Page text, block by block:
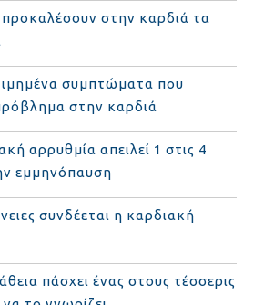
στην καρδιά τα
συμπτώματα που
στην καρδιά
αρρυθμία απειλεί 1 στις 4
εμμηνόπαυση
συνδέεται η καρδιακή
πάσχει ένας στους τέσσερις